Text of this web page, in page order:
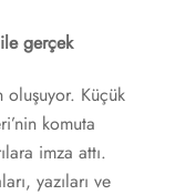
gerçek
oluşuyor. Küçük
komuta
imza attı.
yazıları ve